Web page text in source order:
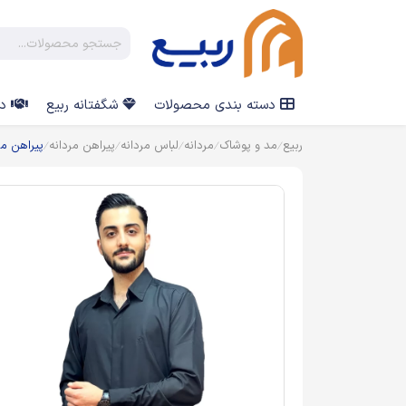
دسته بندی محصولات شگفتانه ربیع
ربیع مد و پوشاک مردانه لباس مردانه پیراهن مردانه پیراهن